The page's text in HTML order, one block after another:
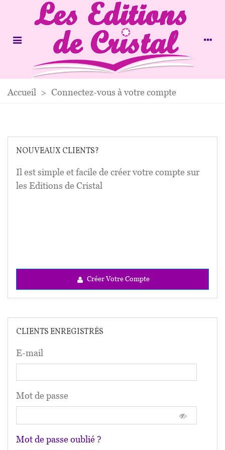
Accueil > Connectez-vous à votre compte
NOUVEAUX CLIENTS?
Il est simple et facile de créer votre compte sur
les Editions de Cristal
Créer Votre Compte
CLIENTS ENREGISTRÉS
E-mail
Mot de passe
Mot de passe oublié ?